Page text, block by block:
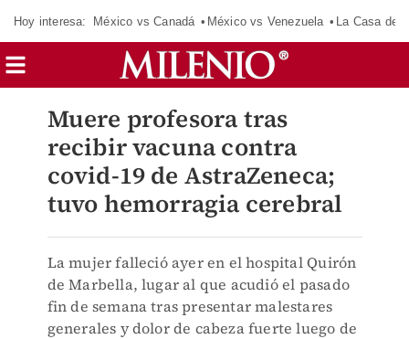
Hoy interesa: México vs Canadá México vs Venezuela La Casa de
Muere profesora tras
recibir vacuna contra
covid-19 de AstraZeneca;
tuvo hemorragia cerebral
La mujer falleció ayer en el hospital Quirón
de Marbella, lugar al que acudió el pasado
fin de semana tras presentar malestares
generales y dolor de cabeza fuerte luego de